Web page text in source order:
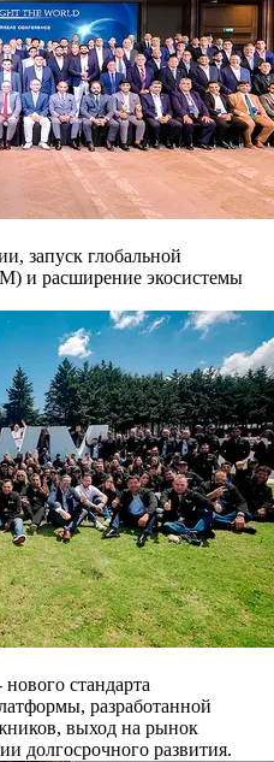
запуск глобальной
и расширение экосистемы
стандарта
разработанной
выход на рынок
долгосрочного развития.